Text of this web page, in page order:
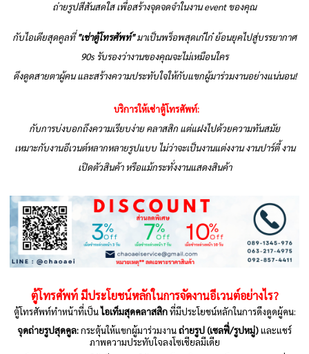
ถ่ายรูปสีสันสดใส เพื่อสร้างจุดจดจำในงานeventของคุณ
กับไอเดียสุดคูลที่"เช่าตู้โทรศัพท์"มาเป็นพร็อพสุดเก๋ไก๋ ย้อนยุคไปสู่บรรยากาศ
90s รับรองว่างานของคุณจะไม่เหมือนใคร
ดึงดูดสายตาผู้คน และสร้างความประทับใจให้กับแขกผู้มาร่วมงานอย่างแน่นอน!
บริการให้เช่าตู้โทรศัพท์:
กับการบ่งบอกถึงความเรียบง่าย คลาสสิก แต่แฝงไปด้วยความทันสมัย
เหมาะกับงานอีเวนต์หลากหลายรูปแบบ ไม่ว่าจะเป็นงานแต่งงาน งานปาร์ตี้ งาน
เปิดตัวสินค้า หรือแม้กระทั่งงานแสดงสินค้า
ตู้โทรศัพท์มีประโยชน์หลักในการจัดงานอีเวนต์อย่างไร?
ตู้โทรศัพท์ทำหน้าที่เป็นไอเท็มสุดคลาสสิกที่มีประโยชน์หลักในการดึงดูดผู้คน:
จุดถ่ายรูปสุดคูล:กระตุ้นให้แขกผู้มาร่วมงานถ่ายรูป (เซลฟี่/รูปหมู่)และแชร์
ภาพความประทับใจลงโซเชียลมีเดีย